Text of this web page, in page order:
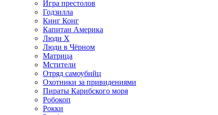
Игра престолов
Годзилла
Кинг Конг
Капитан Америка
Люди X
Люди в Чёрном
Матрица
Мстители
Отряд самоубийц
Охотники за привидениями
Пираты Карибского моря
Робокоп
Рокки